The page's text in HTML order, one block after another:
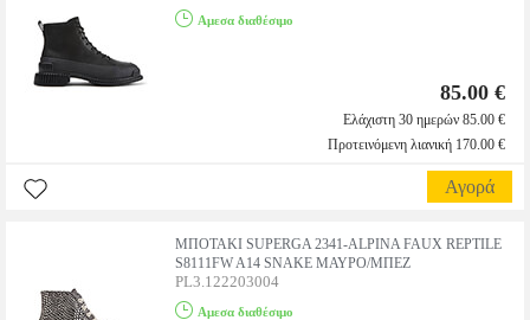
Αμεσα διαθέσιμο
85.00 €
Ελάχιστη 30 ημερών 85.00 €
Προτεινόμενη λιανική 170.00 €
Αγορά
ΜΠΟΤΑΚΙ SUPERGA 2341-ALPINA FAUX REPTILE
S8111FW A14 SNAKE ΜΑΥΡΟ/ΜΠΕΖ
PL3.122203004
Αμεσα διαθέσιμο